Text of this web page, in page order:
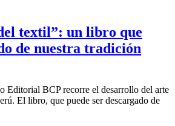
textil”: un libro que
de nuestra tradición
Editorial BCP recorre el desarrollo del arte
El libro, que puede ser descargado de